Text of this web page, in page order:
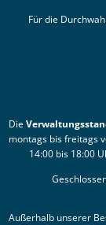
Für die
Die
montags bis freitags
14:00 bis 18:00
Klicken, um
Außerhalb unserer